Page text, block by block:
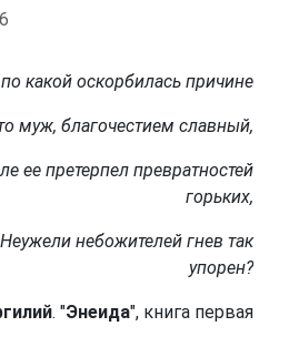
какой оскорбилась причине
муж, благочестием славный,
ее претерпел превратностей
горьких,
небожителей гнев так
упорен?
. "Энеида", книга первая